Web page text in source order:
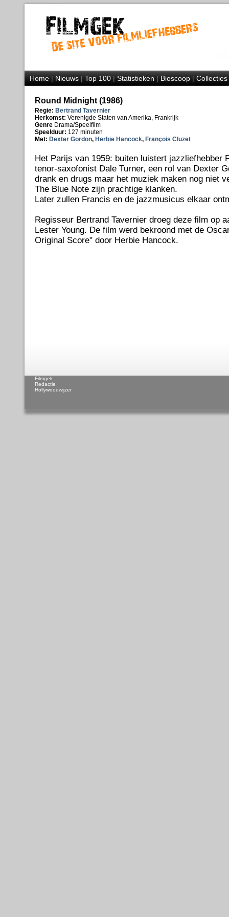
Home|Nieuws|Top 100|Statistieken|Bioscoop|Collecties
Round Midnight (1986)
Regie: Bertrand Tavernier
Herkomst: Verenigde Staten van Amerika, Frankrijk
Genre Drama/Speelfilm
Speelduur: 127 minuten
Met: Dexter Gordon, Herbie Hancock, François Cluzet
Het Parijs van 1959: buiten luistert jazzliefhebber
tenor-saxofonist Dale Turner, een rol van Dexter
drank en drugs maar het muziek maken nog niet
The Blue Note zijn prachtige klanken.
Later zullen Francis en de jazzmusicus elkaar
Regisseur Bertrand Tavernier droeg deze film op
Lester Young. De film werd bekroond met de
Original Score" door Herbie Hancock.
Filmgek
Redactie
Hollywoodwijzer